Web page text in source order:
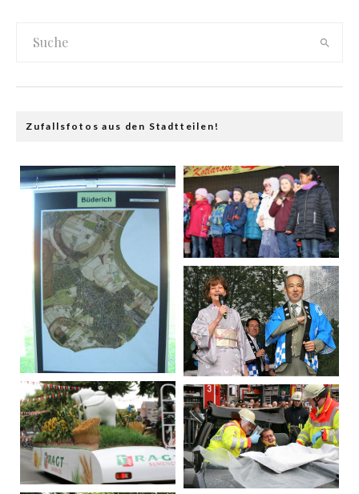
Zufallsfotos aus den Stadtteilen!